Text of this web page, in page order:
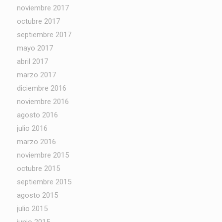
noviembre 2017
octubre 2017
septiembre 2017
mayo 2017
abril 2017
marzo 2017
diciembre 2016
noviembre 2016
agosto 2016
julio 2016
marzo 2016
noviembre 2015
octubre 2015
septiembre 2015
agosto 2015
julio 2015